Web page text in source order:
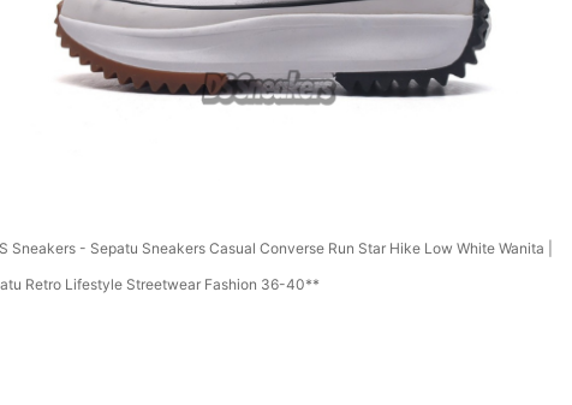
Sneakers - Sepatu Sneakers Casual Converse Run Star Hike Low White Wanita |
Retro Lifestyle Streetwear Fashion 36-40**